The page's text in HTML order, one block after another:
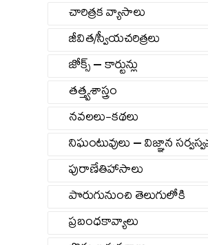
చారిత్రక వ్యాసాలు
జీవిత/స్వీయచరిత్రలు
జోక్స్ – కార్టున్లు
తత్త్వశాస్త్రం
నవలలు-కథలు
నిఘంటువులు – విజ్ఞాన
పురాణేతిహాసాలు
పొరుగునుంచి తెలుగులోకి
ప్రబంధకావ్యాలు